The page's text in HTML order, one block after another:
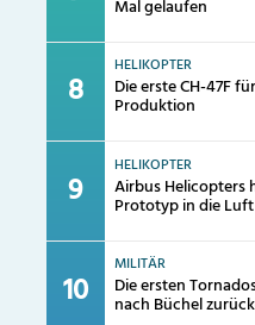
Mal gelaufen
HELIKOPTER
Die erste CH-47F
Produktion
HELIKOPTER
Airbus Helicopters
Prototyp in die
MILITÄR
Die ersten
nach Büchel